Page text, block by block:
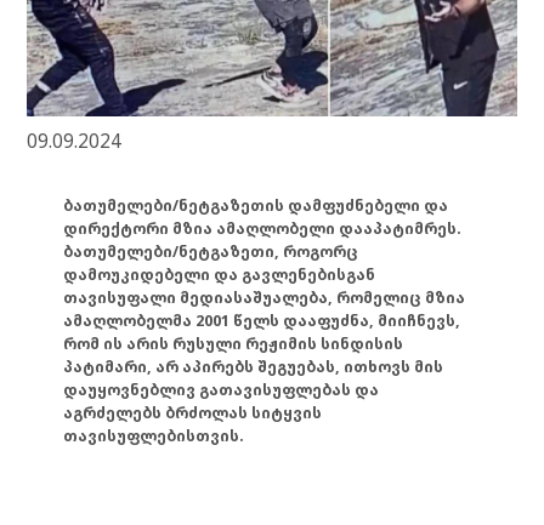
09.09.2024
ბათუმელები/ნეტგაზეთის დამფუძნებელი და
დირექტორი მზია ამაღლობელი დააპატიმრეს.
ბათუმელები/ნეტგაზეთი, როგორც
დამოუკიდებელი და გავლენებისგან
თავისუფალი მედიასაშუალება, რომელიც მზია
ამაღლობელმა 2001 წელს დააფუძნა, მიიჩნევს,
რომ ის არის რუსული რეჟიმის სინდისის
პატიმარი, არ აპირებს შეგუებას, ითხოვს მის
დაუყოვნებლივ გათავისუფლებას და
აგრძელებს ბრძოლას სიტყვის
თავისუფლებისთვის.